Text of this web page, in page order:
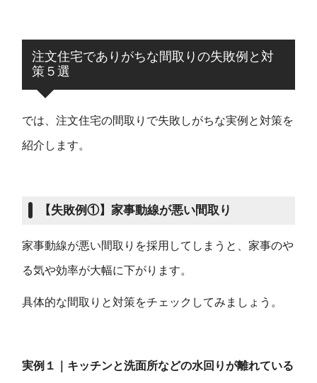
注文住宅でありがちな間取りの失敗例と対
策５選
では、注文住宅の間取りで失敗しがちな実例と対策を
紹介します。
【失敗例①】 家事動線が悪い間取り
家事動線が悪い間取りを採用してしまうと、家事のや
る気や効率が大幅に下がります。
具体的な間取りと対策をチェックしてみましょう。
実例１｜キッチンと洗面所などの水回りが離れている